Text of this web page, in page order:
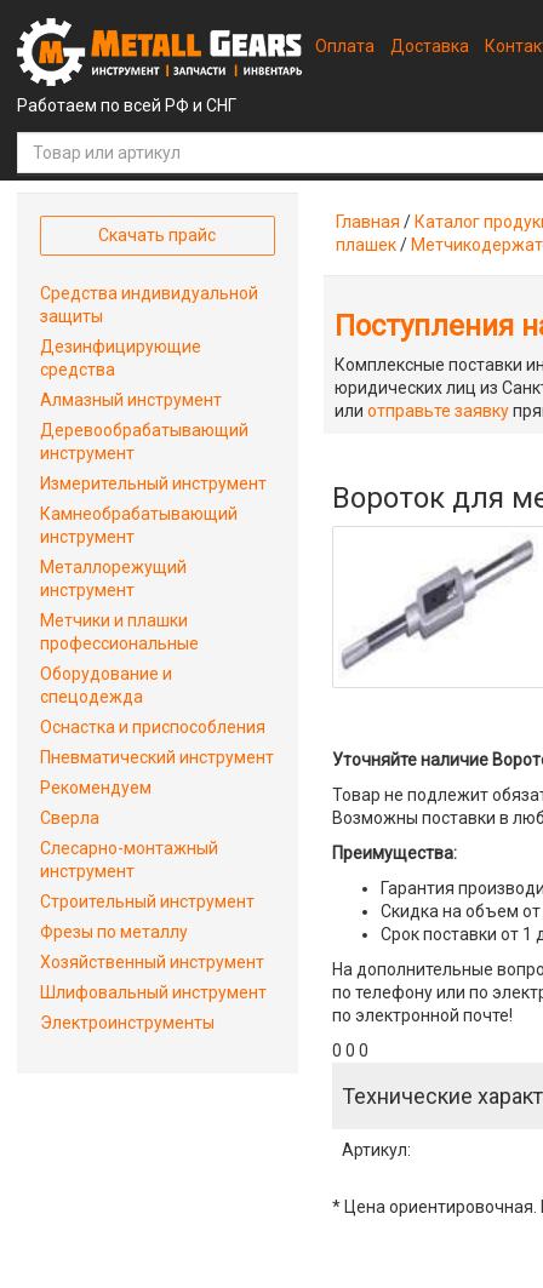
Работаем по всей РФ и СНГ
Оплата Доставка
Главная / Каталог
плашек/
Поступления
Комплексные поставки
юридических лиц из
илиотправьте заявку
Вороток для
Уточняйте наличие
Товар не подлежит
Возможны поставки в
Преимущества:
Гарантия
Скидка на объем от
Срок поставки от 1
На дополнительные
по телефону или по
по электронной почте!
0 0 0
Технические
Артикул:
* Цена ориентировочная.
Скачать прайс
Средства индивидуальной
защиты
Дезинфицирующие
средства
Алмазный инструмент
Деревообрабатывающий
инструмент
Измерительный инструмент
Камнеобрабатывающий
инструмент
Металлорежущий
инструмент
Метчики и плашки
профессиональные
Оборудование и
спецодежда
Оснастка и приспособления
Пневматический инструмент
Рекомендуем
Сверла
Слесарно-монтажный
инструмент
Строительный инструмент
Фрезы по металлу
Хозяйственный инструмент
Шлифовальный инструмент
Электроинструменты